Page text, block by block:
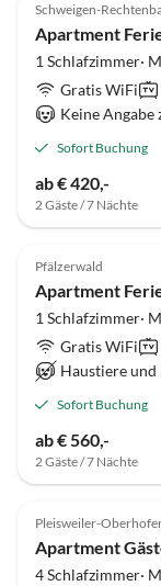
Schweigen-
Apartment
1 Schlafzimmer·
Gratis WiFi
Keine Angabe
Sofort Buchung
ab € 420,-
2 Gäste / 7 Nächte
Pfälzerwald
Apartment
1 Schlafzimmer·
Gratis WiFi
Haustiere
Sofort Buchung
ab € 560,-
2 Gäste / 7 Nächte
Pleisweiler-
Apartment
4 Schlafzimmer·